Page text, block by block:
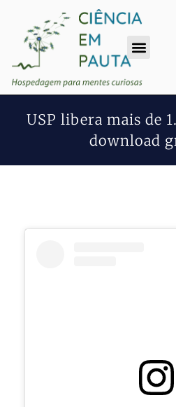
USP libera mais de
download